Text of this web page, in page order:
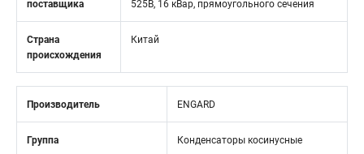
поставщика
525В, 16 кВар, прямоугольного сечения
Страна
происхождения
Китай
Производитель ENGARD
Группа Конденсаторы косинусные